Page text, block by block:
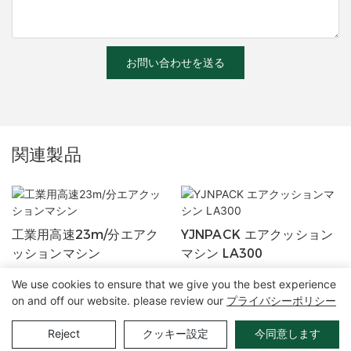
お問い合わせを送る
関連製品
工業用高速23m/分エアク
ッションマシン
YJNPACK エアクッション
マシン LA300
Copyright©2025 Zhangzhou Air Power Packaging Equipment Co.、
Ltd。 |
サイトマップ | プライバシーポリシー
We use cookies to ensure that we give you the best experience
on and off our website. please review our プライバシーポリシー
Reject クッキー設定 今同意します